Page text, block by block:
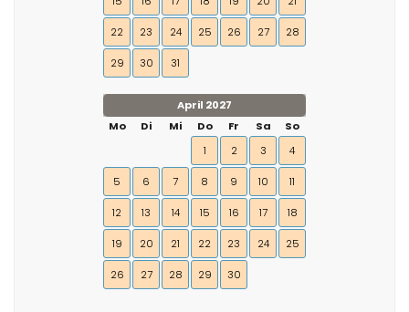
22 23 24 25 26 27 28
29 30 31
April 2027
Mo
Di Mi Do Fr Sa
So
1
2 3 4
5 6 7 8 9 10 11
12 13 14 15 16 17 18
19 20 21 22 23 24 25
26 27 28 29 30